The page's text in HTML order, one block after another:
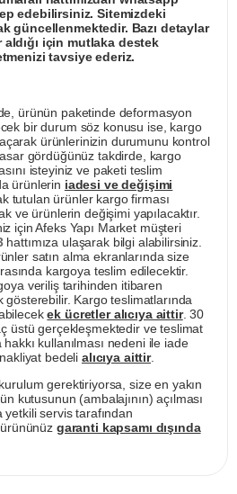
edebilirsiniz. Sitemizdeki
güncellenmektedir. Bazı detaylar
için mutlaka destek
tavsiye ederiz.
ürünün paketinde deformasyon
bir durum söz konusu ise, kargo
ürünlerinizin durumunu kontrol
gördüğünüz takdirde, kargo
isteyiniz ve paketi teslim
ürünlerin iadesi ve değişimi
tutulan ürünler kargo firması
ve ürünlerin değişimi yapılacaktır.
için Afeks Yapı Market müşteri
hattımıza ulaşarak bilgi alabilirsiniz.
satın alma ekranlarında size
kargoya teslim edilecektir.
veriliş tarihinden itibaren
Kargo teslimatlarında
ek ücretler alıcıya aittir. 30
üstü gerçekleşmektedir ve teslimat
kullanılması nedeni ile iade
bedeli alıcıya aittir.
gerektiriyorsa, size en yakın
kutusunun (ambalajının) açılması
servis tarafından
ürününüz garanti kapsamı dışında